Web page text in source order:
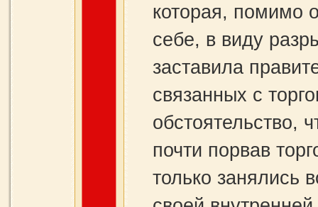
которая, помимо
себе, в виду
заставила
связанных с
обстоятельство,
почти порвав
только занялись